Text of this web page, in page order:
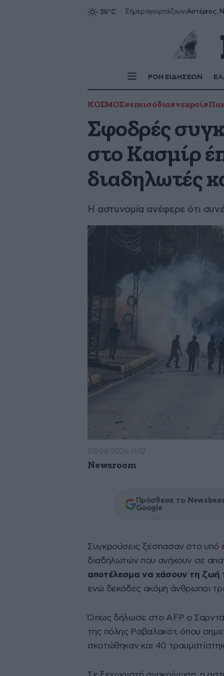
Σήμεραγιορτάζουν:Αστέριος,
ΡΟΗ ΕΙΔΗΣΕΩΝ
ΚΟΣΜΟΣ#επεισόδια#νεκροί
Σφοδρές
στο Κασμίρ
διαδηλωτές
Η αστυνομία ανέφερε ότι
08·06·2026 11:12
Newsroom
Πρόσθεσε το
Google
Συγκρούσεις ξέσπασαν στο υπό
διαδηλωτών που ανήκουν σε
αποτέλεσμα να χάσουν τη ζωή
ενώ δεκάδες ακόμη άνθρωποι
Όπως δήλωσε στο AFP ο
της πόλης Ραβαλακότ, όπου
σκοτώθηκαν και 40